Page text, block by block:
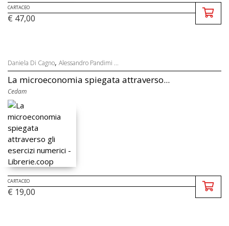
CARTACEO
€ 47,00
Daniela Di Cagno, Alessandro Pandimi ...
La microeconomia spiegata attraverso...
Cedam
CARTACEO
€ 19,00